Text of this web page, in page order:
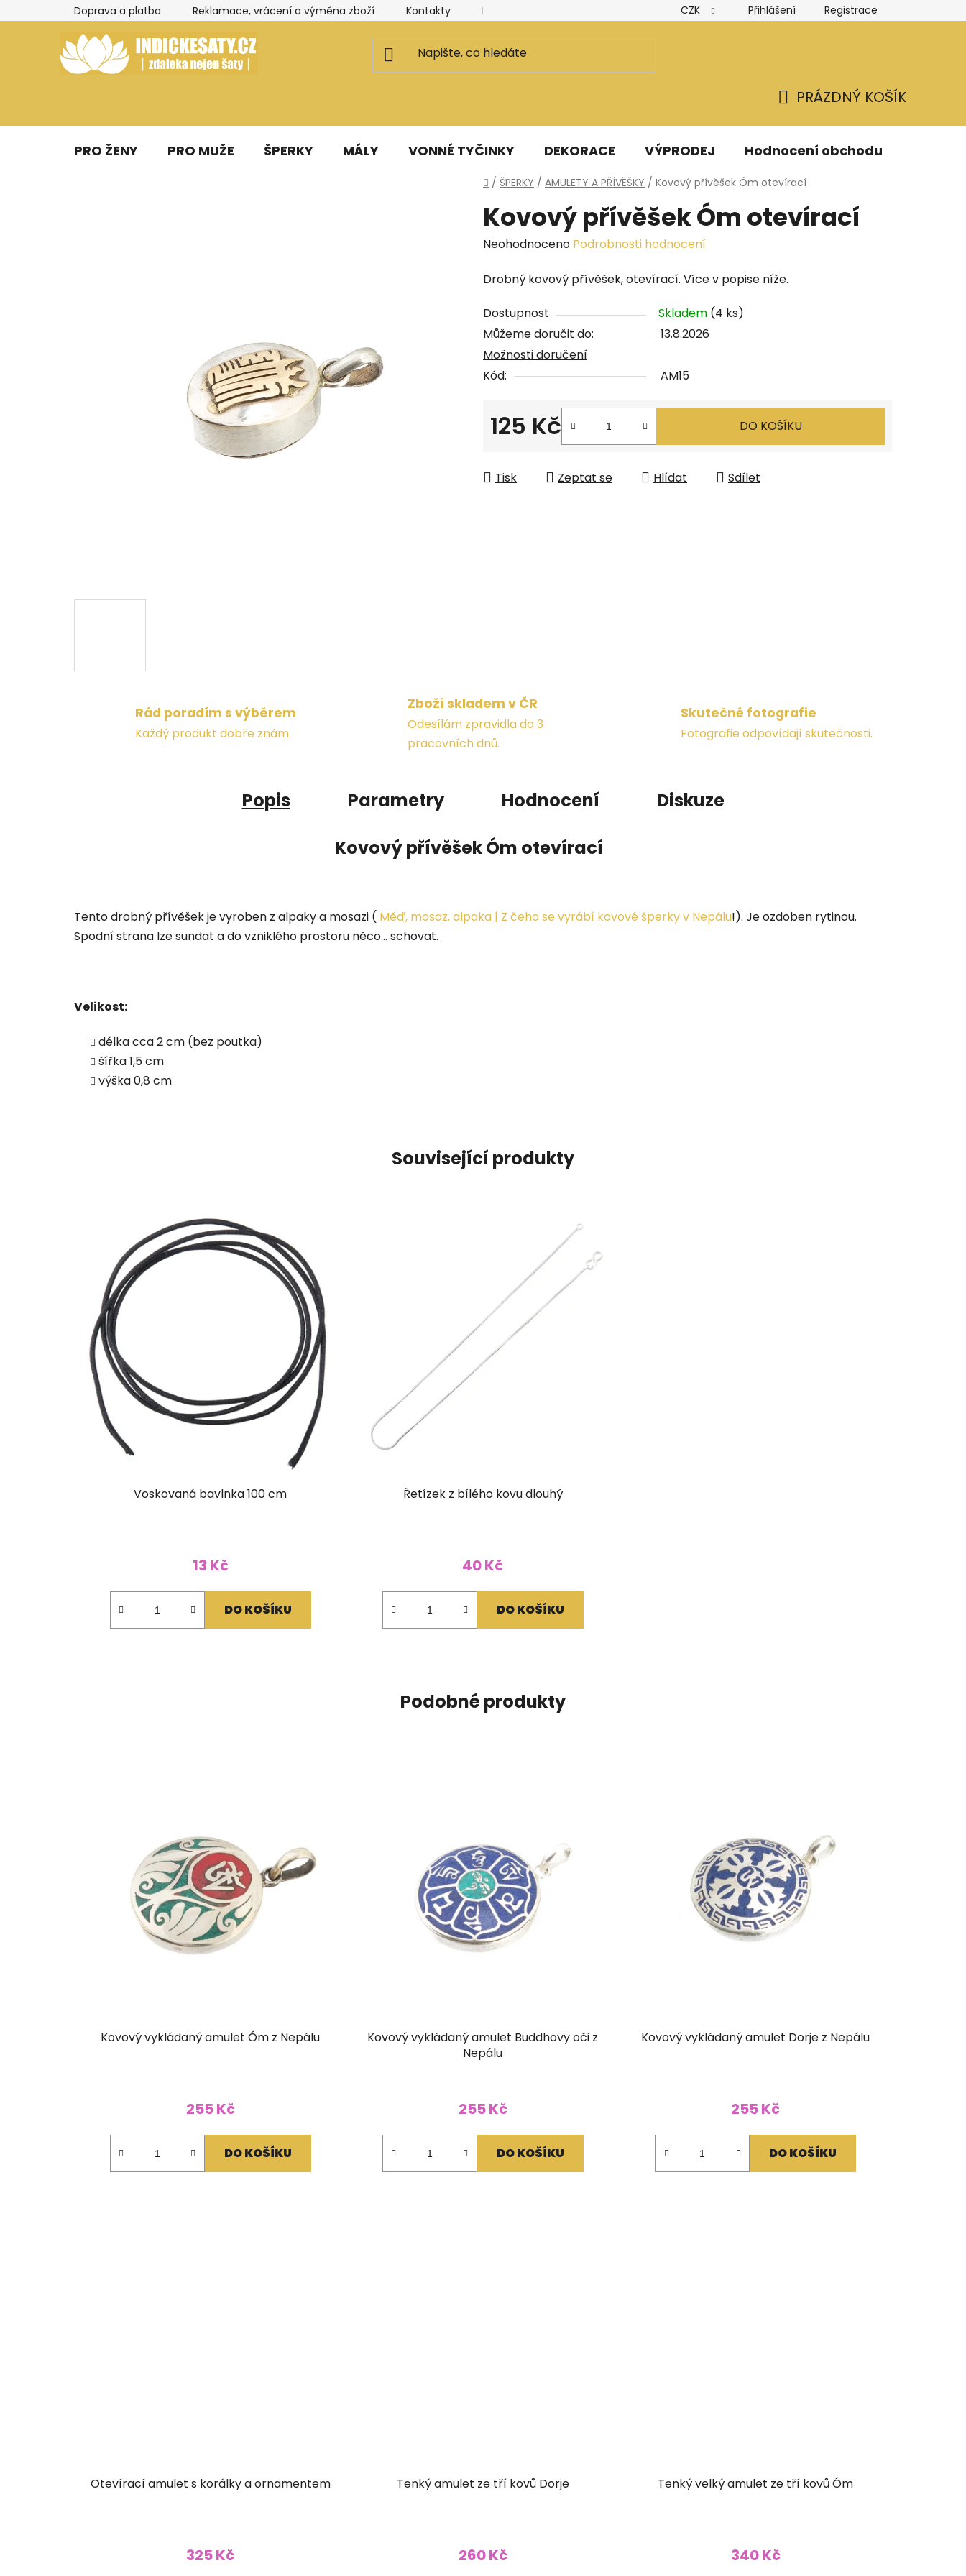
na
Doprava a platba Reklamace, vrácení a výměna zboží Kontakty Kancelář a ateliér Hodnocení obchodu Obchodní podmínky
CZK Přihlášení Registrace
KOŠÍK
PRÁZDNÝ KOŠÍK
PRO ŽENY PRO MUŽE ŠPERKY MÁLY VONNÉ TYČINKY DEKORACE VÝPRODEJ Hodnocení obchodu
Domů
/ ŠPERKY / AMULETY A PŘÍVĚŠKY / Kovový přívěšek Óm otevírací
Kovový přívěšek Óm otevírací
Průměrné
produktu
0,0
z
5
hvězdiček.
Neohodnoceno Podrobnosti hodnocení
Drobný kovový přívěšek, otevírací. Více v popise níže.
Dostupnost Skladem (4 ks)
Můžeme doručit do:
13.8.2026
Možnosti doručení
Kód:
AM15
125 Kč DO KOŠÍKU
Tisk Zeptat se Hlídat Sdílet
Rád poradím s výběrem
Každý produkt dobře znám.
Zboží skladem v ČR
Odesílám zpravidla do 3
pracovních dnů.
Skutečné fotografie
Fotografie odpovídají skutečnosti.
Popis Parametry Hodnocení
Diskuze
Kovový přívěšek Óm otevírací
Tento drobný přívěšek je vyroben z alpaky a mosazi ( Měď, mosaz, alpaka | Z čeho se vyrábí kovové šperky v Nepálu!). Je ozdoben rytinou.
Spodní strana lze sundat a do vzniklého prostoru něco... schovat.
Velikost:
délka cca 2 cm (bez poutka)
šířka 1,5 cm
výška 0,8 cm
Související produkty
Voskovaná bavlnka 100 cm
13 Kč
DO KOŠÍKU
Řetízek z bílého kovu dlouhý
40 Kč
DO KOŠÍKU
Podobné produkty
Kovový vykládaný amulet Óm z Nepálu
255 Kč
DO KOŠÍKU
Kovový vykládaný amulet Buddhovy oči z
Nepálu
255 Kč
DO KOŠÍKU
Kovový vykládaný amulet Dorje z Nepálu
255 Kč
DO KOŠÍKU
Otevírací amulet s korálky a ornamentem
325 Kč
Tenký amulet ze tří kovů Dorje
260 Kč
Tenký velký amulet ze tří kovů Óm
340 Kč